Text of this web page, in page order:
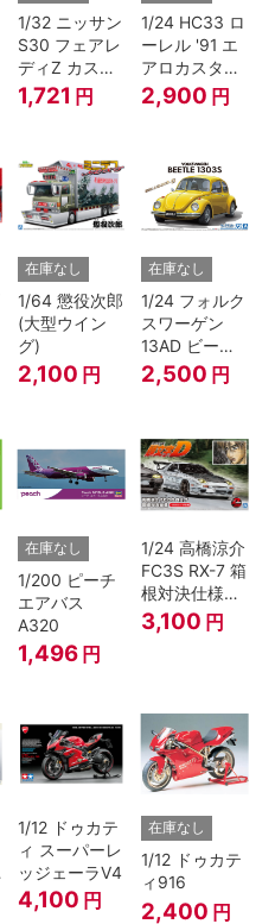
1/32 ニッサン
S30 フェアレ
ディZ カスタ
ムホイール(オ
レンジ)
1,721 円
1/24 HC33 ロ
ーレル '91 エ
アロカスタム
（ニッサン）
2,900 円
在庫なし
1/64 懲役次郎
(大型ウイン
グ)
2,100 円
在庫なし
1/24 フォルク
スワーゲン
13AD ビート
ル 1303S '73
2,500 円
在庫なし
1/200 ピーチ
エアバス
A320
1,496 円
1/24 高橋涼介
FC3S RX-7 箱
根対決仕様
『頭文字D』
3,100 円
1/12 ドゥカテ
ィ スーパーレ
ッジェーラV4
4,100 円
在庫なし
1/12 ドゥカテ
ィ916
2,400 円